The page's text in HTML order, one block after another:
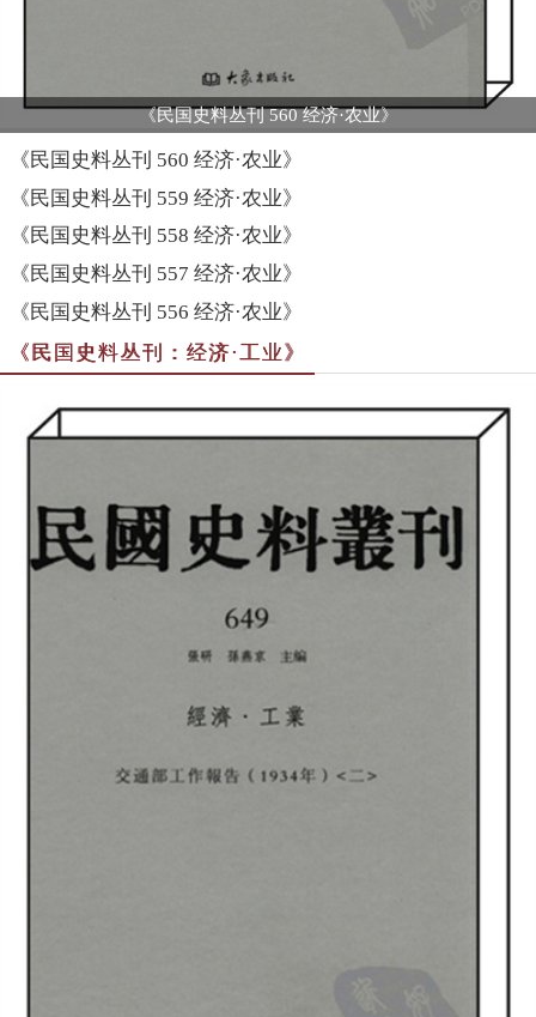
《民国史料丛刊 560 经济·农业》
《民国史料丛刊 560 经济·农业》
《民国史料丛刊 559 经济·农业》
《民国史料丛刊 558 经济·农业》
《民国史料丛刊 557 经济·农业》
《民国史料丛刊 556 经济·农业》
《民国史料丛刊：经济·工业》